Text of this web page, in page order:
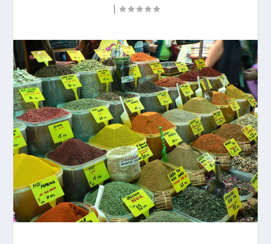
|